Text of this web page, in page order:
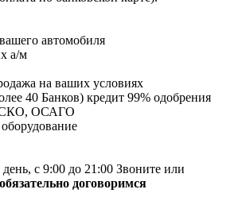
автомобиля
а/м
на ваших условиях
40 Банков) кредит 99% одобрения
ОСАГО
с 9:00 до 21:00 Звоните или
договоримся